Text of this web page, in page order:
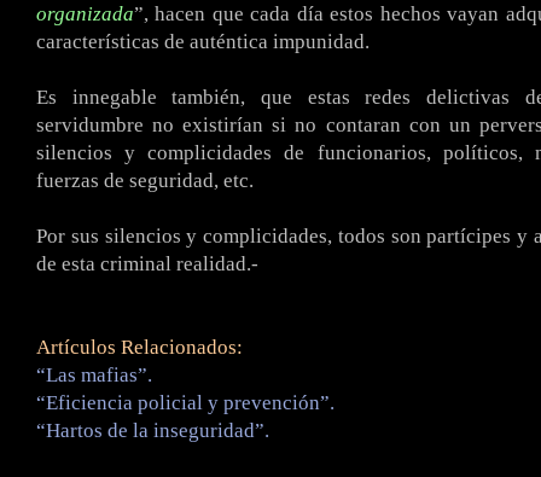
organizada”, hacen que cada día estos hechos vayan
características de auténtica impunidad.
Es innegable también, que estas redes delictivas
servidumbre no existirían si no contaran con un
silencios y complicidades de funcionarios, políticos,
fuerzas de seguridad, etc.
Por sus silencios y complicidades, todos son partícipes y
de esta criminal realidad.-
Artículos Relacionados:
“Las mafias”.
“Eficiencia policial y prevención”.
“Hartos de la inseguridad”.